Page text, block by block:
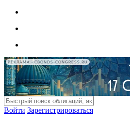
РЕКЛАМА • CBONDS-CONGRESS.RU
Войти Зарегистрироваться